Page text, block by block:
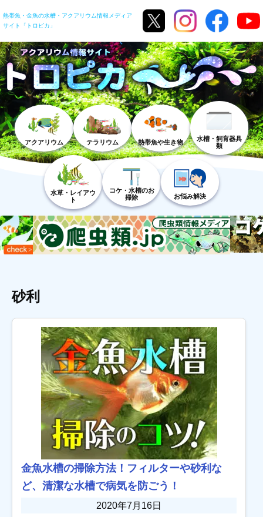
熱帯魚・金魚の水槽・アクアリウム情報メディア
サイト「トロピカ」
アクアリウム テラリウム 熱帯魚や生き物
水槽・飼育器具
類
水草・レイアウ
ト
コケ・水槽のお
掃除
お悩み解決
砂利
金魚水槽の掃除方法！フィルターや砂利な
ど、清潔な水槽で病気を防ごう！
2020年7月16日